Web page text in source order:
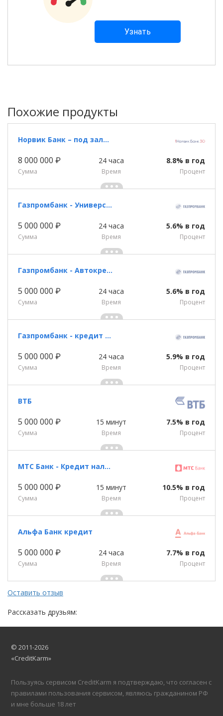
Похожие продукты
Норвик Банк – под залог недвижимости
8 000 000 ₽
Сумма
24 часа
Время
8.8% в год
Процент
Газпромбанк - Универсальный кредит
5 000 000 ₽
Сумма
24 часа
Время
5.6% в год
Процент
Газпромбанк - Автокредит
5 000 000 ₽
Сумма
24 часа
Время
5.6% в год
Процент
Газпромбанк - кредит наличными
5 000 000 ₽
Сумма
24 часа
Время
5.9% в год
Процент
ВТБ
5 000 000 ₽
Сумма
15 минут
Время
7.5% в год
Процент
МТС Банк - Кредит наличными
5 000 000 ₽
Сумма
15 минут
Время
10.5% в год
Процент
Альфа Банк кредит
5 000 000 ₽
Сумма
24 часа
Время
7.7% в год
Процент
Оставить отзыв
Рассказать друзьям:
© 2011-2026
«CreditKarm»
Пользуясь сервисом CreditKarm я подтверждаю, что согласен с
правилами пользования сервисом, являюсь гражданином РФ
и мне больше 18 лет